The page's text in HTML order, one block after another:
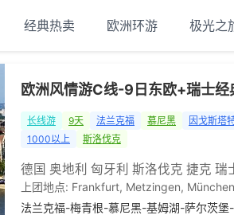
经典热卖 欧洲环游 极光之
欧洲风情游C线-9日东欧+瑞士
长线游 9天 法兰克福 慕尼黑 因戈斯塔
1000以上
斯洛伐克
德国 奥地利 匈牙利 斯洛伐克 捷克
上团地点: Frankfurt, Metzingen, München
法兰克福-梅青根-慕尼黑-基姆湖-萨尔茨